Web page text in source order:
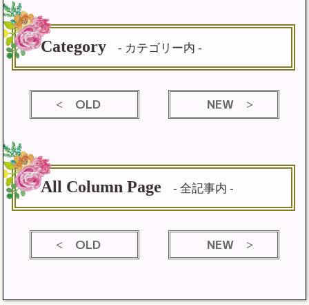
Category - カテゴリー内 -
OLD NEW
All Column Page - 全記事内 -
OLD NEW